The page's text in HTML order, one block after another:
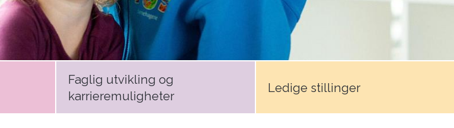
Faglig utvikling og
karrieremuligheter
Ledige stillinger